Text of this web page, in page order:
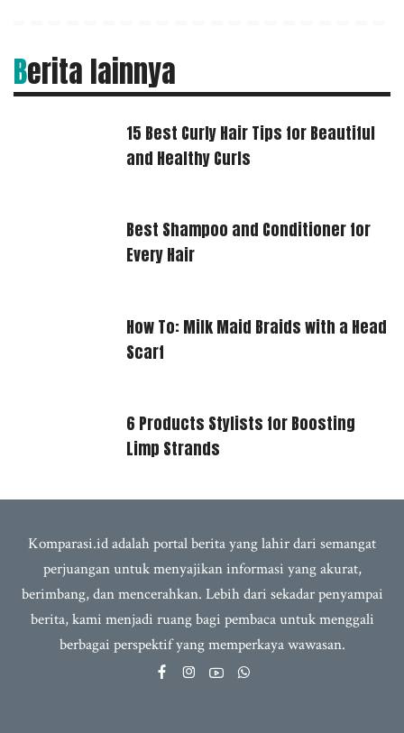
Berita lainnya
15 Best Curly Hair Tips for Beautiful
and Healthy Curls
Best Shampoo and Conditioner for
Every Hair
How To: Milk Maid Braids with a Head
Scarf
6 Products Stylists for Boosting
Limp Strands
Komparasi.id adalah portal berita yang lahir dari semangat
perjuangan untuk menyajikan informasi yang akurat,
berimbang, dan mencerahkan. Lebih dari sekadar penyampai
berita, kami menjadi ruang bagi pembaca untuk menggali
berbagai perspektif yang memperkaya wawasan.